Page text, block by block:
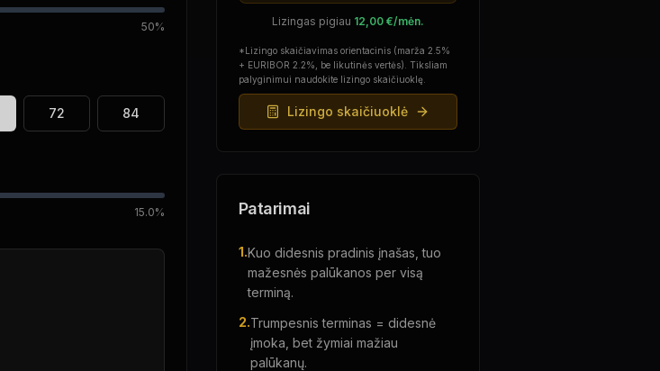
50%
72 84
15.0%
Lizingas pigiau 12,00 €/mėn.
*Lizingo skaičiavimas orientacinis (marža 2.5%
+ EURIBOR 2.2%, be likutinės vertės). Tiksliam
palyginimui naudokite lizingo skaičiuoklę.
Lizingo skaičiuoklė
Patarimai
1.Kuo didesnis pradinis įnašas, tuo
mažesnės palūkanos per visą
terminą.
2.Trumpesnis terminas = didesnė
įmoka, bet žymiai mažiau
palūkanų.